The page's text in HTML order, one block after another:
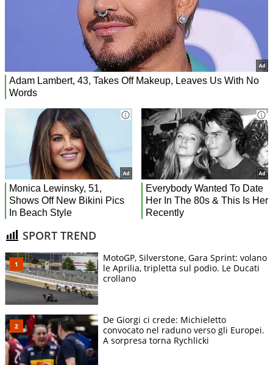
SPORT TREND
MotoGP, Silverstone, Gara Sprint: volano
le Aprilia, tripletta sul podio. Le Ducati
crollano
De Giorgi ci crede: Michieletto
convocato nel raduno verso gli Europei.
A sorpresa torna Rychlicki